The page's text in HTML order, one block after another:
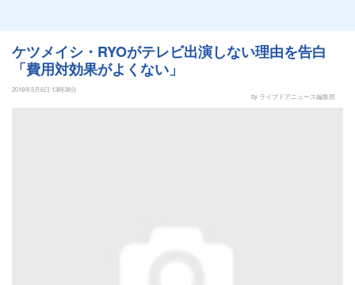
ケツメイシ・RYOがテレビ出演しない理由を告白
「費用対効果がよくない」
2016年5月6日 13時38分
by ライブドアニュース編集部